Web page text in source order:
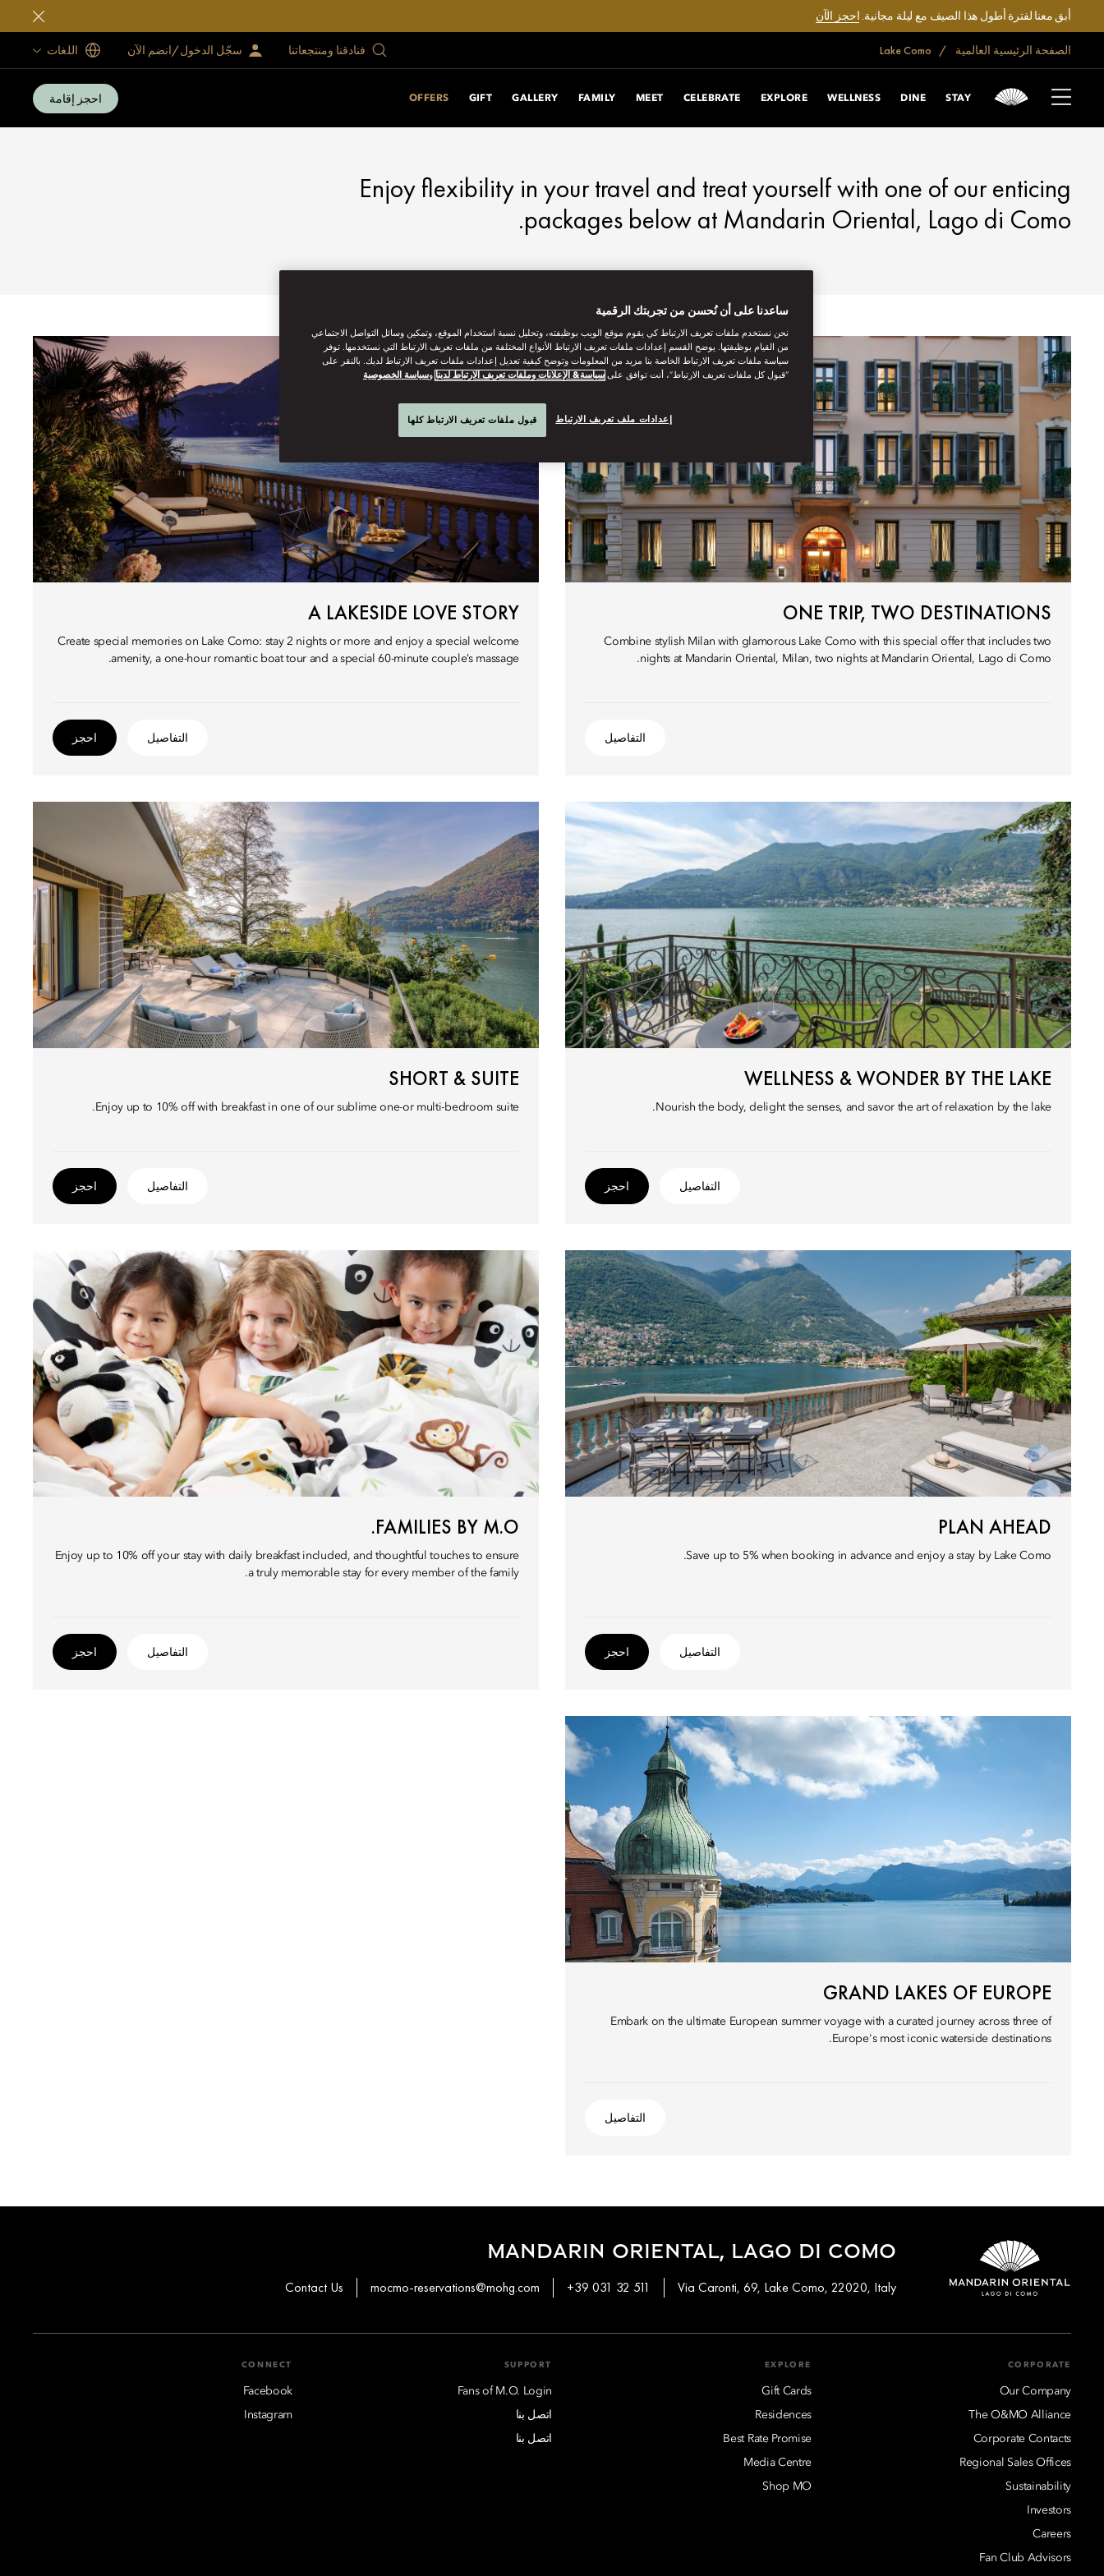
أبق معنا لفترة أطول هذا الصيف مع ليلة مجانية.احجز الآن
الصفحة الرئيسية العالمية فنادقنا ومنتجعاتنا سجّل الدخول/انضم الآن اللغات
STAY
DINE
WELLNESS
EXPLORE
CELEBRATE
MEET
FAMILY
GALLERY
GIFT
OFFERS احجز إقامة
LAKE COMO
FANTASTIC OFFERS
Enjoy flexibility in your travel and treat yourself with one of our enticing
packages below at Mandarin Oriental, Lago di Como.
ONE TRIP, TWO DESTINATIONS
Combine stylish Milan with glamorous Lake Como with this special offer that includes two
nights at Mandarin Oriental, Milan, two nights at Mandarin Oriental, Lago di Como.
التفاصيل
A LAKESIDE LOVE STORY
Create special memories on Lake Como: stay 2 nights or more and enjoy a special welcome
amenity, a one-hour romantic boat tour and a special 60-minute couple’s massage.
التفاصيل احجز
WELLNESS & WONDER BY THE LAKE
Nourish the body, delight the senses, and savor the art of relaxation by the lake.
التفاصيل احجز
SHORT & SUITE
Enjoy up to 10% off with breakfast in one of our sublime one-or multi-bedroom suite.
التفاصيل احجز
PLAN AHEAD
Save up to 5% when booking in advance and enjoy a stay by Lake Como.
التفاصيل احجز
FAMILIES BY M.O.
Enjoy up to 10% off your stay with daily breakfast included, and thoughtful touches to ensure
a truly memorable stay for every member of the family.
التفاصيل احجز
GRAND LAKES OF EUROPE
Embark on the ultimate European summer voyage with a curated journey across three of
Europe's most iconic waterside destinations.
التفاصيل
MANDARIN ORIENTAL, LAGO DI COMO
Via Caronti, 69, Lake Como, 22020, Italy
+39 031 32 511
mocmo-reservations@mohg.com
Contact Us
CORPORATE
Our Company
The O&MO Alliance
Corporate Contacts
Regional Sales Offices
Sustainability
Investors
Careers
Fan Club Advisors
EXPLORE
Gift Cards
Residences
Best Rate Promise
Media Centre
Shop MO
SUPPORT
Fans of M.O. Login
اتصل بنا
اتصل بنا
CONNECT
Facebook
Instagram
ساعدنا على أن نُحسن من تجربتك الرقمية
نحن نستخدم ملفات تعريف الارتباط كي يقوم موقع الويب بوظيفته، وتحليل نسبة استخدام الموقع، وتمكين وسائل التواصل الاجتماعي
من القيام بوظيفتها. يوضح القسم إعدادات ملفات تعريف الارتباط الأنواع المختلفة من ملفات تعريف الارتباط التي نستخدمها. توفر
سياسة ملفات تعريف الارتباط الخاصة بنا مزيد من المعلومات وتوضح كيفية تعديل إعدادات ملفات تعريف الارتباط لديك. بالنقر على
“قبول كل ملفات تعريف الارتباط”، أنت توافق على سياسة& الإعلانات وملفات تعريف الارتباط لدينا وسياسة الخصوصية
إعدادات ملف تعريف الارتباط قبول ملفات تعريف الارتباط كلها